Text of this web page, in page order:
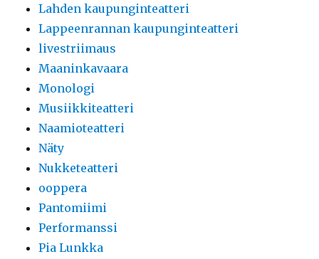
Lahden kaupunginteatteri
Lappeenrannan kaupunginteatteri
livestriimaus
Maaninkavaara
Monologi
Musiikkiteatteri
Naamioteatteri
Näty
Nukketeatteri
ooppera
Pantomiimi
Performanssi
Pia Lunkka